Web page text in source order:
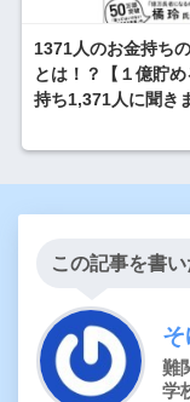
1371人のお金持ち
とは！？【１億貯
持ち1,371人に聞き
この記事を書い
難
学